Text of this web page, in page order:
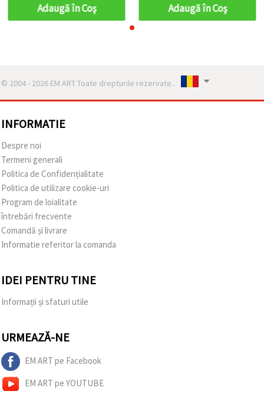
Adaugă în Coş Adaugă în Coş
© 2004 - 2026 EM ART Toate drepturile rezervate..
INFORMATIE
Despre noi
Termeni generali
Politica de Confidențialitate
Politica de utilizare cookie-uri
Program de loialitate
întrebări frecvente
Comandă și livrare
Informatie referitor la comanda
IDEI PENTRU TINE
Informații și sfaturi utile
URMEAZĂ-NE
EM ART pe Facebook
EM ART pe YOUTUBE